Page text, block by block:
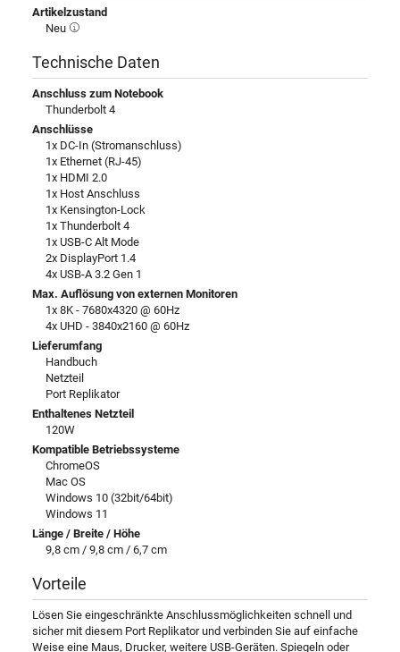
Artikelzustand
Neu
Technische Daten
Anschluss zum Notebook
Thunderbolt 4
Anschlüsse
1x DC-In (Stromanschluss)
1x Ethernet (RJ-45)
1x HDMI 2.0
1x Host Anschluss
1x Kensington-Lock
1x Thunderbolt 4
1x USB-C Alt Mode
2x DisplayPort 1.4
4x USB-A 3.2 Gen 1
Max. Auflösung von externen Monitoren
1x 8K - 7680x4320 @ 60Hz
4x UHD - 3840x2160 @ 60Hz
Lieferumfang
Handbuch
Netzteil
Port Replikator
Enthaltenes Netzteil
120W
Kompatible Betriebssysteme
ChromeOS
Mac OS
Windows 10 (32bit/64bit)
Windows 11
Länge / Breite / Höhe
9,8 cm / 9,8 cm / 6,7 cm
Vorteile
Lösen Sie eingeschränkte Anschlussmöglichkeiten schnell und
sicher mit diesem Port Replikator und verbinden Sie auf einfache
Weise eine Maus, Drucker, weitere USB-Geräten. Spiegeln oder